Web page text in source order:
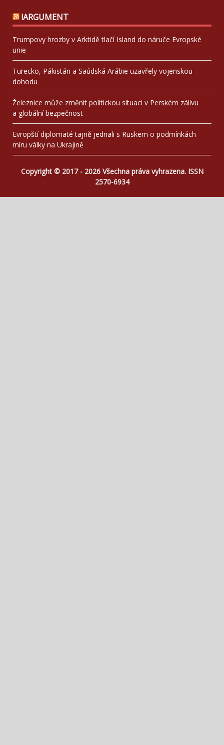
!ARGUMENT
Trumpovy hrozby v Arktidě tlačí Island do náruče Evropské
unie
Turecko, Pákistán a Saúdská Arábie uzavřely vojenskou
dohodu
Železnice může změnit politickou situaci v Perském zálivu
a globální bezpečnost
Evropští diplomaté tajně jednali s Ruskem o podmínkách
míru války na Ukrajině
Copyright © 2017 - 2026 Všechna práva vyhrazena. ISSN
2570-6934